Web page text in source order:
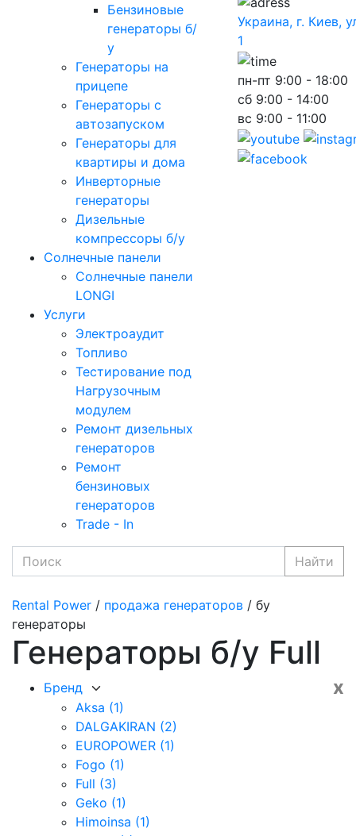
Бензиновые
генераторы б/
у
Генераторы на
прицепе
Генераторы с
автозапуском
Генераторы для
квартиры и дома
Инверторные
генераторы
Дизельные
компрессоры б/у
Солнечные панели
Солнечные панели
LONGI
Услуги
Электроаудит
Топливо
Тестирование под
Нагрузочным
модулем
Ремонт дизельных
генераторов
Ремонт
бензиновых
генераторов
Trade - In
Украина, г. Киев,
1
пн-пт 9:00 - 18:00
сб 9:00 - 14:00
вс 9:00 - 11:00
Найти
Rental Power / продажа генераторов / бу
генераторы
Генераторы б/у Full
x
Бренд
Aksa (1)
DALGAKIRAN (2)
EUROPOWER (1)
Fogo (1)
Full (3)
Geko (1)
Himoinsa (1)